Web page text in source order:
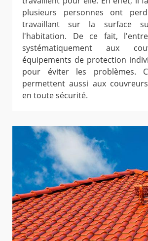
plusieurs personnes ont
travaillant sur la surface
l'habitation. De ce fait,
systématiquement aux
équipements de protection
pour éviter les problèmes.
permettent aussi aux
en toute sécurité.